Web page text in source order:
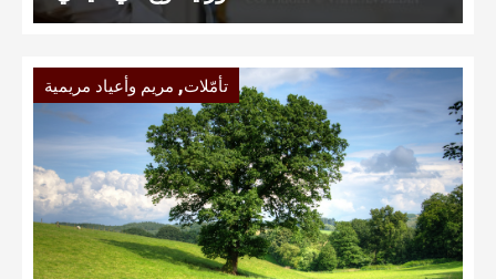
تأمّلات, مريم وأعياد مريمية